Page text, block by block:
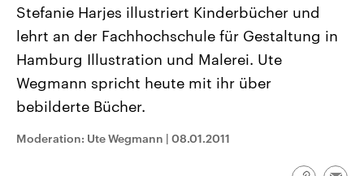
Landtagswahl Sachsen-Anhalt
Alle Informationen
Sachsen-Anhalt wählt am 6.
September 2026 einen neuen
Landtag. Seit 2021 wird das
Bundesland von einer Koalition aus
Umfragen, Prognosen,
USA
Hintergründe
Wirtschaftlich und
gehören die Vereinigten
Stefanie Harjes illustriert Kinderbücher und
lehrt an der Fachhochschule für Gestaltung in
Hamburg Illustration und Malerei. Ute
Wegmann spricht heute mit ihr über
bebilderte Bücher.
Moderation: Ute Wegmann | 08.01.2011